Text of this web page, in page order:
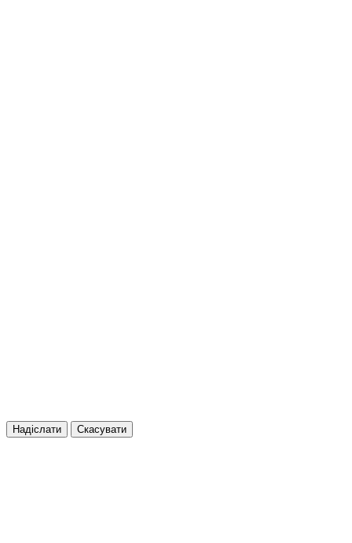
Надіслати Скасувати